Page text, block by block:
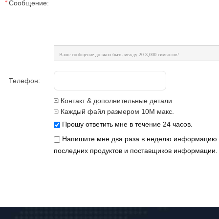
Сообщение:
Ваше сообщение должно быть между 20-3,000 символов!
Телефон:
Контакт & дополнительные детали
Каждый файл размером 10M макс.
Прошу ответить мне в течение 24 часов.
Напишите мне два раза в неделю информацию
последних продуктов и поставщиков информации.